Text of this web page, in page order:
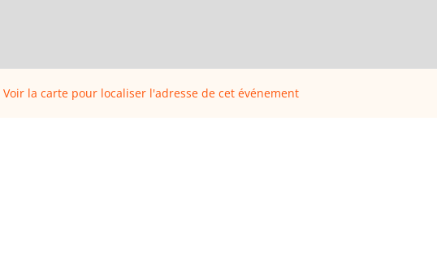
Voir la carte pour localiser l'adresse de cet événement